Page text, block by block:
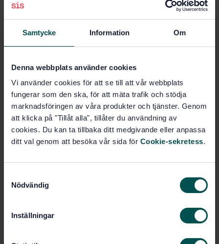
Samtycke Information Om
Denna webbplats använder cookies
Vi använder cookies för att se till att vår webbplats
fungerar som den ska, för att mäta trafik och stödja
marknadsföringen av våra produkter och tjänster. Genom
att klicka på "Tillåt alla", tillåter du användning av
cookies. Du kan ta tillbaka ditt medgivande eller anpassa
ditt val genom att besöka vår sida för Cookie-sekretess.
Nödvändig
Inställningar
Produktinformation
Framtagen av:
Sjukvårdstextilier, SIS/TK
Internationell titel:Health care textiles -
Maternity trousers for staff
Artikelnummer:STD-14534
Utgåva: 1
Fastställd:1994-02-16
Inom samma område
STANDARDER